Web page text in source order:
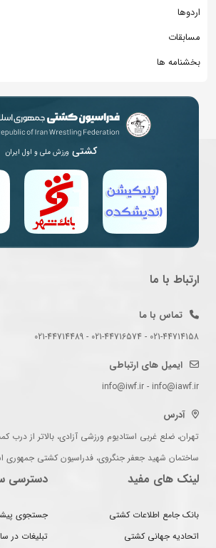
اردوها
مسابقات
بخشنامه ها
کشتی ورزش ملی و اول ایران
ارتباط با ما
تماس با ما
021-44714158 - 021-44716574 - 021-44714489
ایمیل های ارتباطی
info@iwf.ir - info@iawf.ir
آدرس
تهران، ضلع غربی استادیوم ورزشی آزادی، بالاتر از درب
ساختمان شهید جعفر جنگروی، فدراسیون کشتی جمهوری
لینک های مفید
بانک جامع اطلاعات کشتی
اتحادیه جهانی کشتی
دسترسی
جستجوی
تبلیغات در